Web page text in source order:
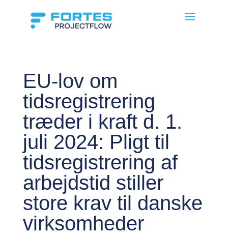
EU-lov om
tidsregistrering
træder i kraft d. 1.
juli 2024: Pligt til
tidsregistrering af
arbejdstid stiller
store krav til danske
virksomheder